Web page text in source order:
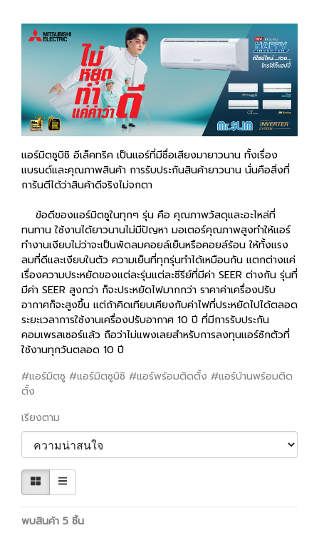
แอร์มิตซูบิชิ อีเล็คทริค เป็นแอร์ที่มีชื่อเสียงมายาวนาน ทั้งเรื่อง
แบรนด์และคุณภาพสินค้า การรับประกันสินค้ายาวนาน นั่นคือสิ่งที่
การันตีได้ว่าสินค้าดีจริงไม่จกตา
ข้อดีของแอร์มิตซูในทุกๆ รุ่น คือ คุณภาพวัสดุและอะไหล่ที่
ทนทาน ใช้งานได้ยาวนานไม่มีปัญหา มอเตอร์คุณภาพสูงทำให้แอร์
ทำงานเงียบไม่ว่าจะเป็นพัดลมคอยล์เย็นหรือคอยล์ร้อน ให้ทั้งแรง
ลมที่ดีและเงียบในตัว ความเย็นที่ทุกรุ่นทำได้เหมือนกัน แตกต่างแค่
เรื่องความประหยัดของแต่ละรุ่นแต่ละซีรีย์ที่มีค่า SEER ต่างกัน รุ่นที่
มีค่า SEER สูงกว่า ก็จะประหยัดไฟมากกว่า ราคาค่าเครื่องปรับ
อากาศก็จะสูงขึ้น แต่ถ้าคิดเทียบเคียงกับค่าไฟที่ประหยัดไปได้ตลอด
ระยะเวลาการใช้งานเครื่องปรับอากาศ 10 ปี ที่มีการรับประกัน
คอมเพรสเซอร์แล้ว ถือว่าไม่แพงเลยสำหรับการลงทุนแอร์ซักตัวที่
ใช้งานทุกวันตลอด 10 ปี
#แอร์มิตซู #แอร์มิตซูบิชิ #แอร์พร้อมติดตั้ง #แอร์บ้านพร้อมติด
ตั้ง
เรียงตาม
พบสินค้า 5 ชิ้น